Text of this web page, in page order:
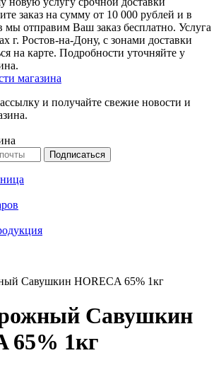
заказ на сумму от 10 000 рублей и в
мы отправим Ваш заказ бесплатно. Услуга
г. Ростов-на-Дону, с зонами доставки
на карте. Подробности уточняйте у
магазина
и получайте свежие новости и
Савушкин HORECA 65% 1кг
Савушкин
65% 1кг